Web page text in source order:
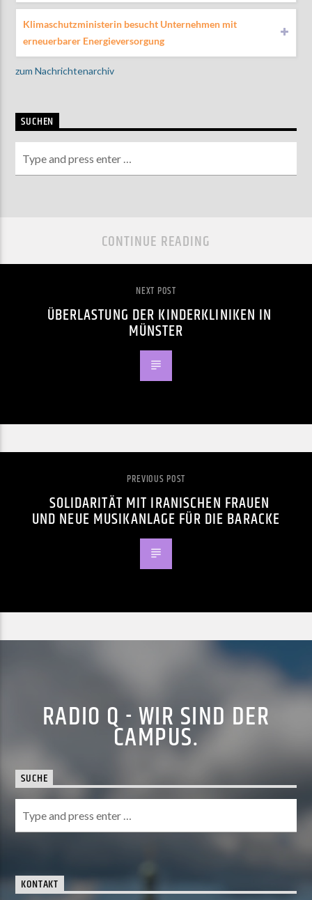
Klimaschutzministerin besucht Unternehmen mit
erneuerbarer Energieversorgung
zum Nachrichtenarchiv
SUCHEN
CONTINUE READING
NEXT POST
ÜBERLASTUNG DER KINDERKLINIKEN IN
MÜNSTER
PREVIOUS POST
SOLIDARITÄT MIT IRANISCHEN FRAUEN
UND NEUE MUSIKANLAGE FÜR DIE BARACKE
RADIO Q - WIR SIND DER
CAMPUS.
SUCHE
KONTAKT